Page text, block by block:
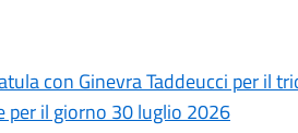
con Ginevra Taddeucci per il
per il giorno 30 luglio 2026